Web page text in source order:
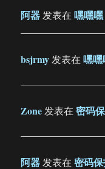
阿器发表在嘿嘿嘿
bsjrmy发表在嘿
Zone发表在密码
阿器发表在密码